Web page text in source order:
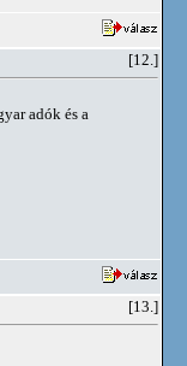
[12.]
adók és a
[13.]